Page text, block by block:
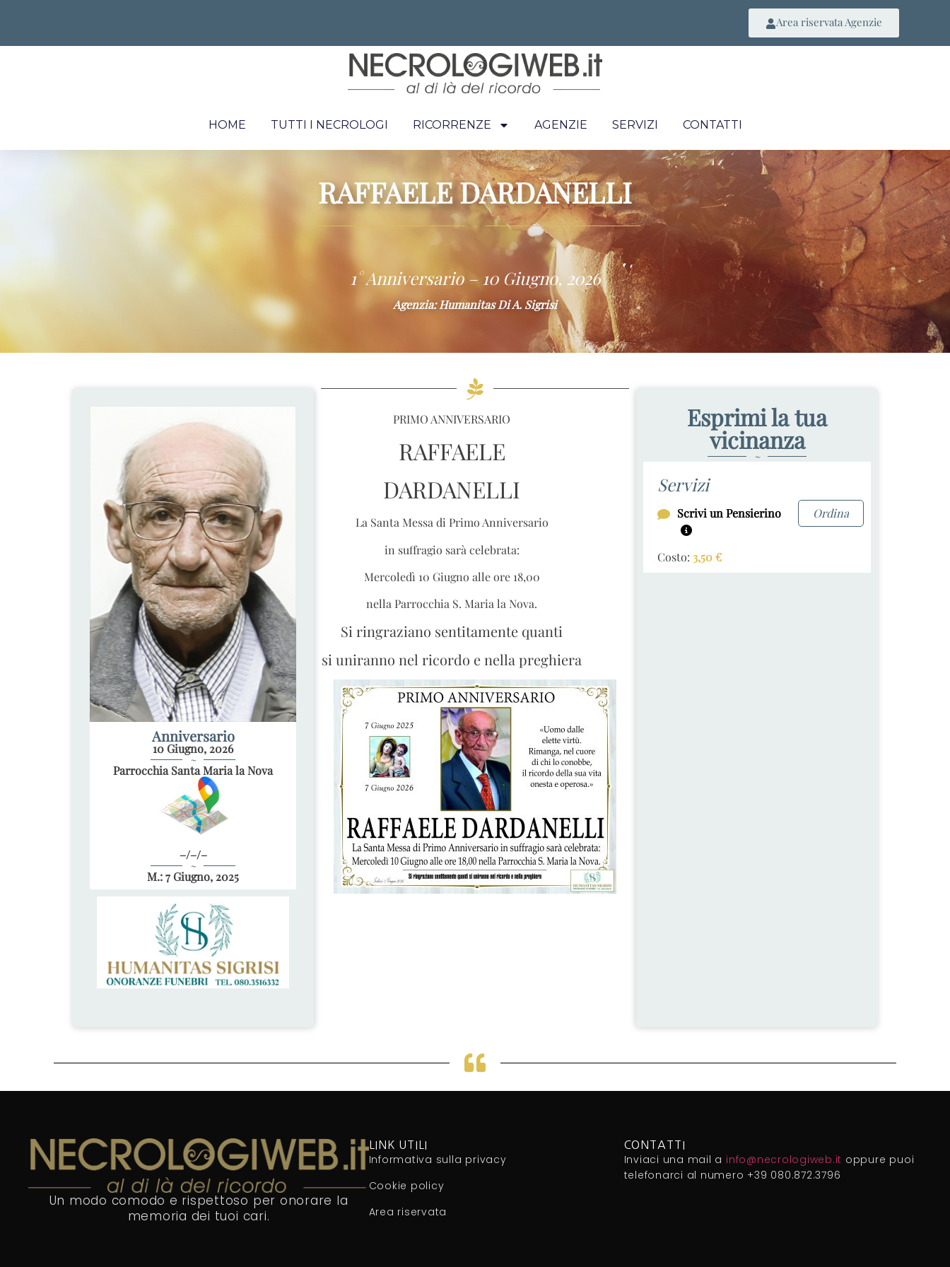
Area riservata Agenzie
HOME TUTTI I NECROLOGI RICORRENZE AGENZIE SERVIZI CONTATTI
RAFFAELE DARDANELLI
~
1° Anniversario – 10 Giugno, 2026
Agenzia: Humanitas Di A. Sigrisi
Anniversario
10 Giugno, 2026
~
Parrocchia Santa Maria la Nova
–/–/–
~
M.: 7 Giugno, 2025
PRIMO ANNIVERSARIO
RAFFAELE
DARDANELLI
La Santa Messa di Primo Anniversario
in suffragio sarà celebrata:
Mercoledì 10 Giugno alle ore 18,00
nella Parrocchia S. Maria la Nova.
Si ringraziano sentitamente quanti
si uniranno nel ricordo e nella preghiera
Esprimi la tua
vicinanza
~
Servizi
Scrivi un Pensierino Ordina
Costo: 3,50€
Un modo comodo e rispettoso per onorare la
memoria dei tuoi cari.
LINK UTILI
Informativa sulla privacy
Cookie policy
Area riservata
CONTATTI
Inviaci una mail a info@necrologiweb.it oppure puoi
telefonarci al numero +39 080.872.3796